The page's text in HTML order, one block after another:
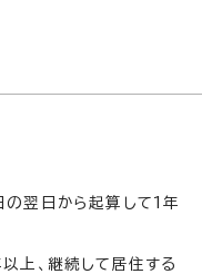
の翌日から起算して1年
上、継続して居住する